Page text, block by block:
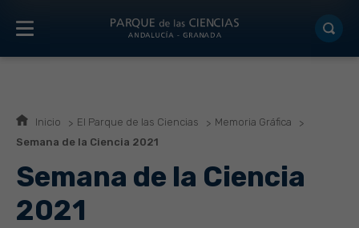
Inicio El Parque de las Ciencias
Memoria Gráfica
Semana de la Ciencia 2021
Semana de la Ciencia
2021